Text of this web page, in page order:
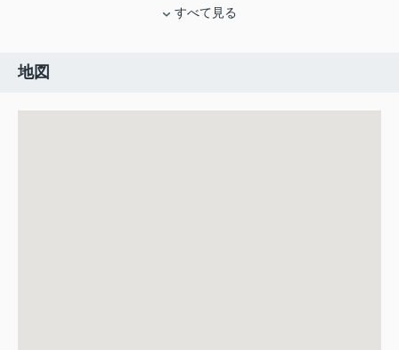
すべて見る
地図